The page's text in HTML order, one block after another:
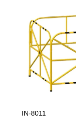
IN-8011